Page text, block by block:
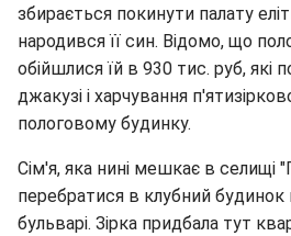
збирається покинути палату
народився її син. Відомо, що
обійшлися їй в 930 тис. руб, які
джакузі і харчування
пологовому будинку.
Сім'я, яка нині мешкає в селищі
перебратися в клубний
бульварі. Зірка придбала тут